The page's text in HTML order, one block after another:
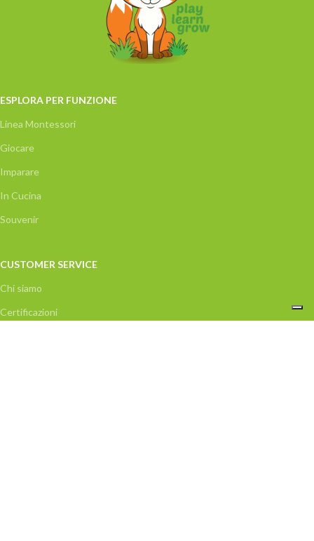
ESPLORA PER FUNZIONE
Linea Montessori
Giocare
Imparare
In Cucina
Souvenir
CUSTOMER SERVICE
Chi siamo
Certificazioni